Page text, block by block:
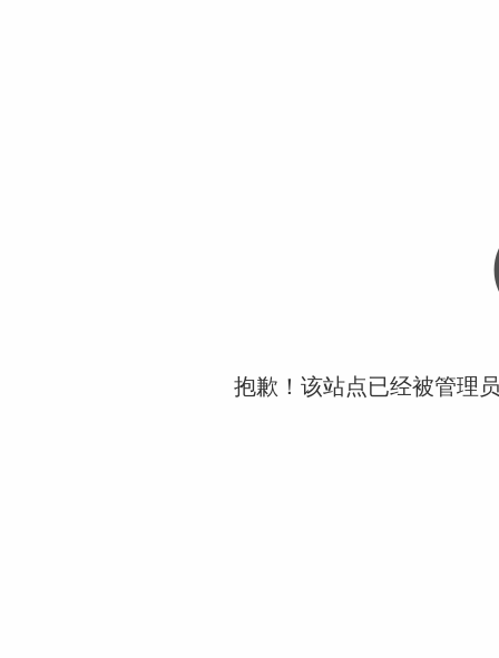
抱歉！该站点已经被管理